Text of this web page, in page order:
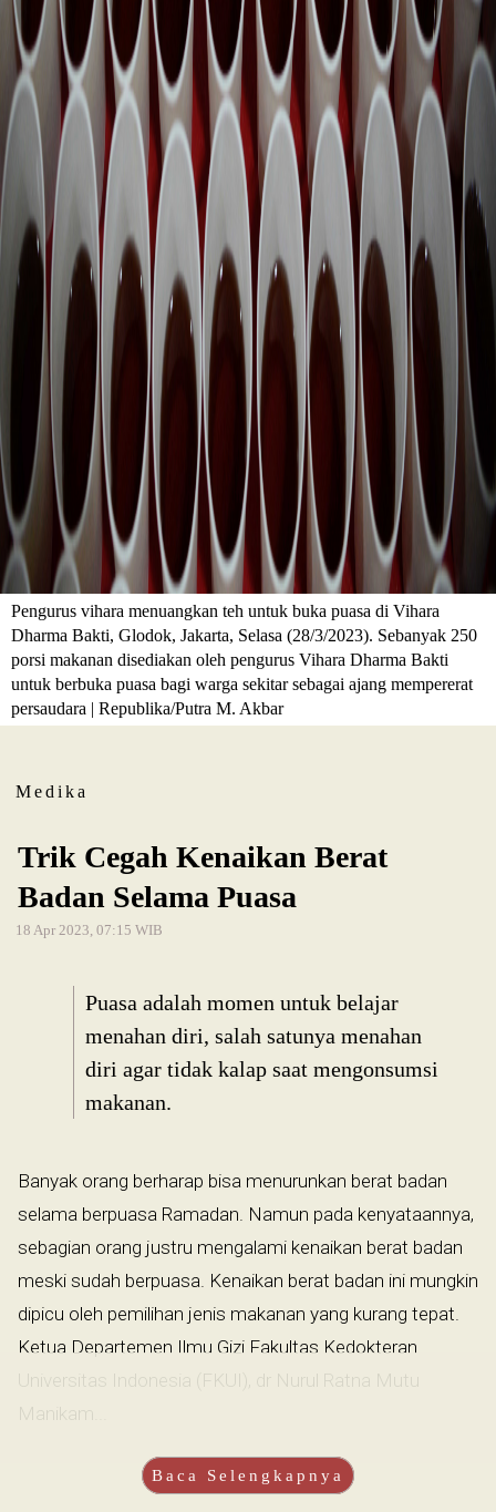
Pengurus vihara menuangkan teh untuk buka puasa di Vihara
Dharma Bakti, Glodok, Jakarta, Selasa (28/3/2023). Sebanyak 250
porsi makanan disediakan oleh pengurus Vihara Dharma Bakti
untuk berbuka puasa bagi warga sekitar sebagai ajang mempererat
persaudara | Republika/Putra M. Akbar
Medika
Trik Cegah Kenaikan Berat
Badan Selama Puasa
18 Apr 2023, 07:15 WIB
Puasa adalah momen untuk belajar
menahan diri, salah satunya menahan
diri agar tidak kalap saat mengonsumsi
makanan.
Banyak orang berharap bisa menurunkan berat badan
selama berpuasa Ramadan. Namun pada kenyataannya,
sebagian orang justru mengalami kenaikan berat badan
meski sudah berpuasa. Kenaikan berat badan ini mungkin
dipicu oleh pemilihan jenis makanan yang kurang tepat.
Ketua Departemen Ilmu Gizi Fakultas Kedokteran
Universitas Indonesia (FKUI), dr Nurul Ratna Mutu
Manikam...
Baca Selengkapnya